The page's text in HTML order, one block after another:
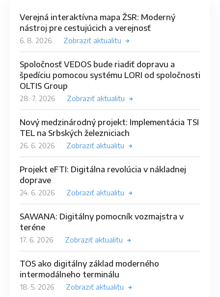
Verejná interaktívna mapa ŽSR: Moderný
nástroj pre cestujúcich a verejnosť
6. 8. 2026 Zobraziť aktualitu
Spoločnosť VEDOS bude riadiť dopravu a
špedíciu pomocou systému LORI od spoločnosti
OLTIS Group
28. 7. 2026 Zobraziť aktualitu
Nový medzinárodný projekt: Implementácia TSI
TEL na Srbských železniciach
26. 6. 2026 Zobraziť aktualitu
Projekt eFTI: Digitálna revolúcia v nákladnej
doprave
24. 6. 2026 Zobraziť aktualitu
SAWANA: Digitálny pomocník vozmajstra v
teréne
17. 6. 2026 Zobraziť aktualitu
TOS ako digitálny základ moderného
intermodálneho terminálu
18. 5. 2026 Zobraziť aktualitu